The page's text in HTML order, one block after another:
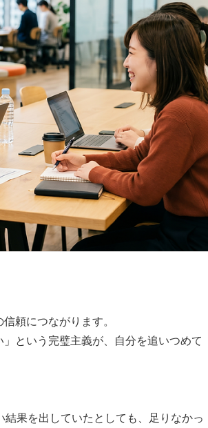
頼につながります。
という完璧主義が、自分を追いつめて
果を出していたとしても、足りなかっ